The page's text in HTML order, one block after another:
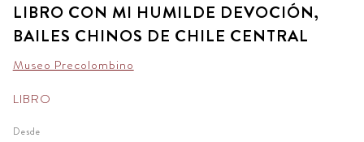
LIBRO CON MI HUMILDE DEVOCIÓN,
BAILES CHINOS DE CHILE CENTRAL
Museo Precolombino
LIBRO
Desde